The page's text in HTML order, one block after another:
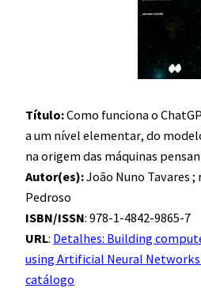
Título:Como funciona o
a um nível elementar, do
na origem das máquinas
Autor(es):João Nuno Tavares ;
Pedroso
ISBN/ISSN: 978-1-4842-9865-7
URL: Detalhes: Building
using Artificial Neural Networks
catálogo